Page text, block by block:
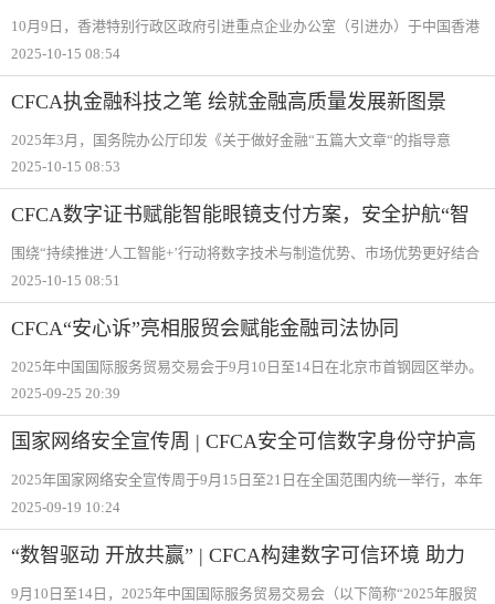
金融新生态
10月9日，香港特别行政区政府引进重点企业办公室（引进办）于中国香港
举行新一批重点企业签约仪式。在香港特别行政区财政司司长陈茂波见证
字CEO辛洁
2025-10-15 08:54
CFCA执金融科技之笔 绘就金融高质量发展新图景
2025年3月，国务院办公厅印发《关于做好金融“五篇大文章“的指导意
见》，提出“推动数字金融高质量发展，规范电子签名技术在金融领域的应
新的核心力
2025-10-15 08:53
CFCA数字证书赋能智能眼镜支付方案，安全护航“智
付”新体验
围绕“持续推进‘人工智能+’行动将数字技术与制造优势、市场优势更好结合
起来“，中国银联积极推动支付创新向各行业场景延伸，助力塑造数字贸易
2025-10-15 08:51
CFCA“安心诉”亮相服贸会赋能金融司法协同
2025年中国国际服务贸易交易会于9月10日至14日在北京市首钢园区举办。
作为国家扩大高水平对外开放、推动服务贸易创新发展的核心平台，本届
于“加快发
2025-09-25 20:39
国家网络安全宣传周 | CFCA安全可信数字身份守护高
质量发展
2025年国家网络安全宣传周于9月15日至21日在全国范围内统一举行，本年
度主题为“网络安全为人民，网络安全靠人民——以高水平安全守护高质量
2025-09-19 10:24
“数智驱动 开放共赢” | CFCA构建数字可信环境 助力
服贸焕新
9月10日至14日，2025年中国国际服务贸易交易会（以下简称“2025年服贸